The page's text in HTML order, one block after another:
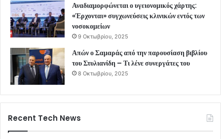
Αναδιαμορφώνεται ο υγειονομικός χάρτης:
«Έρχονται» συγχωνεύσεις κλινικών εντός των
νοσοκομείων
9 Οκτωβρίου, 2025
Απών ο Σαμαράς από την παρουσίαση βιβλίου
του Στυλιανίδη – Τι λένε συνεργάτες του
8 Οκτωβρίου, 2025
Recent Tech News